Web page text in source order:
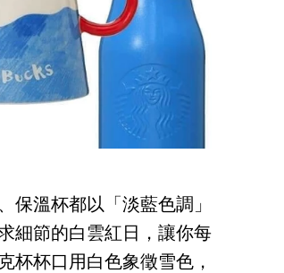
保溫杯都以「淡藍色調」
細節的白雲紅日，讓你每
杯杯口用白色象徵雪色，